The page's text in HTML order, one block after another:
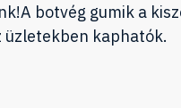
botvég gumik a
üzletekben kaphatók.